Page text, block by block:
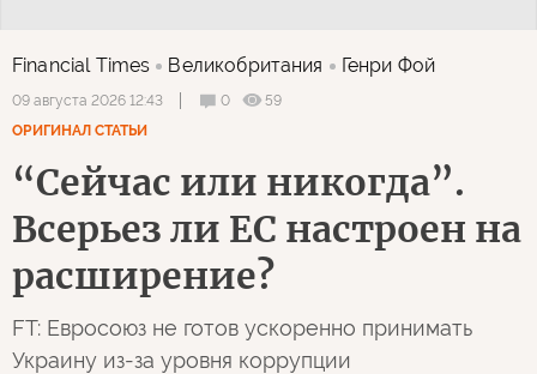
Financial Times Великобритания Генри Фой
09 августа 2026 12:43 0
59
ОРИГИНАЛ СТАТЬИ
“Сейчас или никогда”.
Всерьез ли ЕС настроен на
расширение?
FT: Евросоюз не готов ускоренно принимать
Украину из-за уровня коррупции